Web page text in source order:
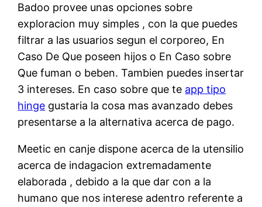
Badoo provee unas opciones sobre
exploracion muy simples , con la que puedes
filtrar a las usuarios segun el corporeo, En
Caso De Que poseen hijos o En Caso sobre
Que fuman o beben. Tambien puedes insertar
3 intereses. En caso sobre que te app tipo
hinge gustaria la cosa mas avanzado debes
presentarse a la alternativa acerca de pago.
Meetic en canje dispone acerca de la utensilio
acerca de indagacion extremadamente
elaborada , debido a la que dar con a la
humano que nos interese adentro referente a